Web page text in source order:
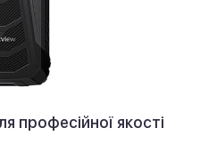
професійної якості